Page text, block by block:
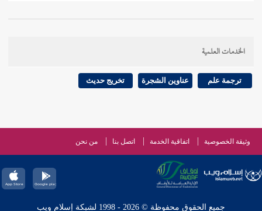
الخدمات العلمية
ترجمة علم عناوين الشجرة تخريج حديث
وثيقة الخصوصية اتفاقية الخدمة اتصل بنا من نحن
جميع الحقوق محفوظة © 2026 - 1998 لشبكة إسلام ويب